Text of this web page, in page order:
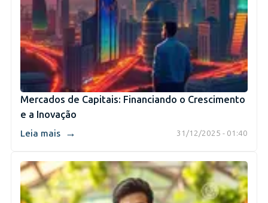
Mercados de Capitais: Financiando o Crescimento
e a Inovação
31/12/2025 - 01:40
Leia mais →